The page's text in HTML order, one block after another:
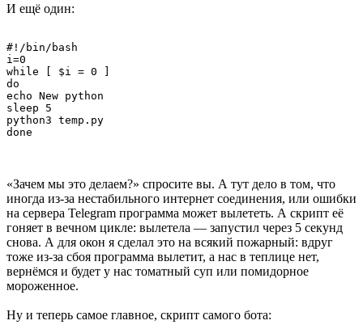
И ещё один:
#!/bin/bash
i=0
while [ $i = 0 ]
do
echo New python
sleep 5
python3 temp.py
«Зачем мы это делаем?» спросите вы. А тут дело в том, что
иногда из-за нестабильного интернет соединения, или ошибки
на сервера Telegram программа может вылететь. А скрипт её
гоняет в вечном цикле: вылетела — запустил через 5 секунд
снова. А для окон я сделал это на всякий пожарный: вдруг
тоже из-за сбоя программа вылетит, а нас в теплице нет,
вернёмся и будет у нас томатный суп или помидорное
мороженное.
Ну и теперь самое главное, скрипт самого бота: